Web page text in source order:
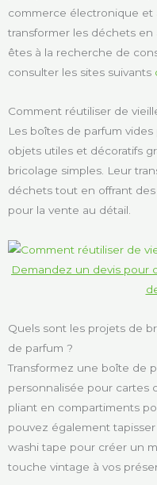
commerce électronique et
transformer les déchets
êtes à la recherche de
consulter les sites suivants
Comment réutiliser de
Les boîtes de parfum
objets utiles et décoratifs
bricolage simples. Leur
déchets tout en offrant
pour la vente au détail.
Demandez un devis pour
Quels sont les projets de
de parfum ?
Transformez une boîte de
personnalisée pour cartes
pliant en compartiments
pouvez également
washi tape pour créer un
touche vintage à vos